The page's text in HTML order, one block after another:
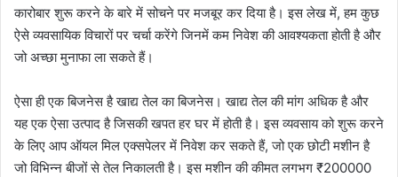
कारोबार शुरू करने के बारे में सोचने पर मजबूर कर दिया है। इस लेख में, हम कुछ
ऐसे व्यवसायिक विचारों पर चर्चा करेंगे जिनमें कम निवेश की आवश्यकता होती है और
जो अच्छा मुनाफा ला सकते हैं।
ऐसा ही एक बिजनेस है खाद्य तेल का बिजनेस। खाद्य तेल की मांग अधिक है और
यह एक ऐसा उत्पाद है जिसकी खपत हर घर में होती है। इस व्यवसाय को शुरू करने
के लिए आप ऑयल मिल एक्सपेलर में निवेश कर सकते हैं, जो एक छोटी मशीन है
जो विभिन्न बीजों से तेल निकालती है। इस मशीन की कीमत लगभग ₹200000